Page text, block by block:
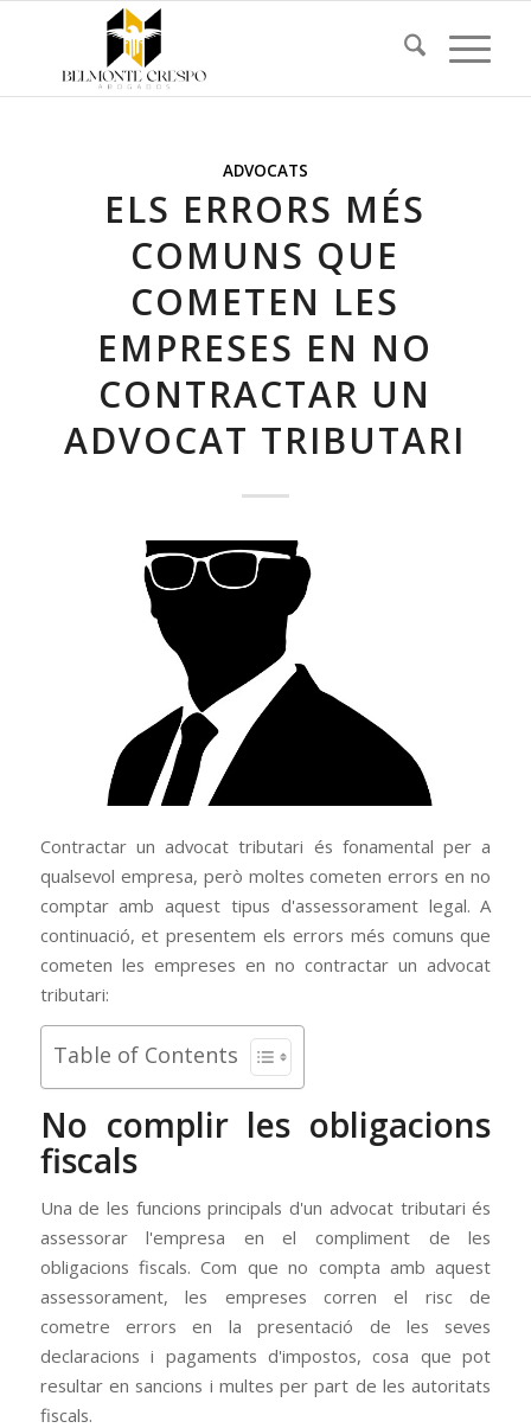
ADVOCATS
ELS ERRORS MÉS
COMUNS QUE
COMETEN LES
EMPRESES EN NO
CONTRACTAR UN
ADVOCAT TRIBUTARI
Contractar un advocat tributari és fonamental per a
qualsevol empresa, però moltes cometen errors en no
comptar amb aquest tipus d'assessorament legal. A
continuació, et presentem els errors més comuns que
cometen les empreses en no contractar un advocat
tributari:
Table of Contents
No complir les obligacions
fiscals
Una de les funcions principals d'un advocat tributari és
assessorar l'empresa en el compliment de les
obligacions fiscals. Com que no compta amb aquest
assessorament, les empreses corren el risc de
cometre errors en la presentació de les seves
declaracions i pagaments d'impostos, cosa que pot
resultar en sancions i multes per part de les autoritats
fiscals.